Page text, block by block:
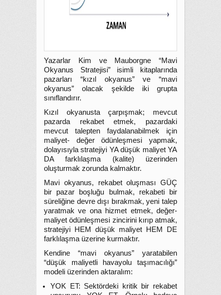
Yazarlar Kim ve Mauborgne “Mavi
Okyanus Stratejisi” isimli kitaplarında
pazarları “kızıl okyanus” ve “mavi
okyanus” olacak şekilde iki grupta
sınıflandırır.
Kızıl okyanusta çarpışmak; mevcut
pazarda rekabet etmek, pazardaki
mevcut talepten faydalanabilmek için
maliyet- değer ödünleşmesi yapmak,
dolayısıyla stratejiyi YA düşük maliyet YA
DA farklılaşma (kalite) üzerinden
oluşturmak zorunda kalmaktır.
Mavi okyanus, rekabet oluşması GÜÇ
bir pazar boşluğu bulmak, rekabeti bir
süreliğine devre dışı bırakmak, yeni talep
yaratmak ve ona hizmet etmek, değer-
maliyet ödünleşmesi zincirini kırıp atmak,
stratejiyi HEM düşük maliyet HEM DE
farklılaşma üzerine kurmaktır.
Kendine “mavi okyanus” yaratabilen
“düşük maliyetli havayolu taşımacılığı”
modeli üzerinden aktaralım:
YOK ET: Sektördeki kritik bir rekabet